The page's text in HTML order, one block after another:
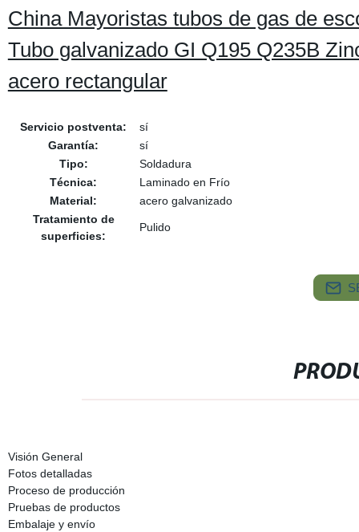
China Mayoristas tubos de gas de
Tubo galvanizado GI Q195 Q235B
acero rectangular
Servicio postventa:
sí
Garantía:
sí
Tipo:
Soldadura
Técnica:
Laminado en Frío
Material:
acero galvanizado
Tratamiento de
superficies:
Pulido
Visión General
Fotos detalladas
Proceso de producción
Pruebas de productos
Embalaje y envío